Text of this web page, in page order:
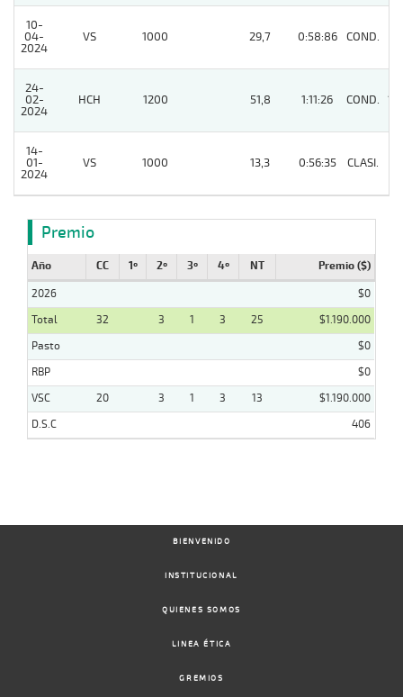
10-
04-
2024
VS 1000 29,7 0:58:86 COND.
24-
02-
2024
HCH 1200 51,8 1:11:26 COND. 13
14-
01-
2024
VS 1000 13,3 0:56:35 CLASI.
Premio
Año CC 1º 2º 3º 4º NT Premio ($)
2026
$0
Total
32 3 1 3 25
$1.190.000
Pasto
$0
RBP
$0
VSC
20 3 1 3 13
$1.190.000
D.S.C
406
BIENVENIDO
INSTITUCIONAL
QUIENES SOMOS
LINEA ÉTICA
GREMIOS